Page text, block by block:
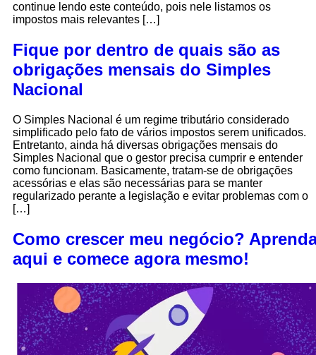
continue lendo este conteúdo, pois nele listamos os
impostos mais relevantes […]
Fique por dentro de quais são as
obrigações mensais do Simples
Nacional
O Simples Nacional é um regime tributário considerado
simplificado pelo fato de vários impostos serem unificados.
Entretanto, ainda há diversas obrigações mensais do
Simples Nacional que o gestor precisa cumprir e entender
como funcionam. Basicamente, tratam-se de obrigações
acessórias e elas são necessárias para se manter
regularizado perante a legislação e evitar problemas com o
[…]
Como crescer meu negócio?
aqui e comece agora mesmo!